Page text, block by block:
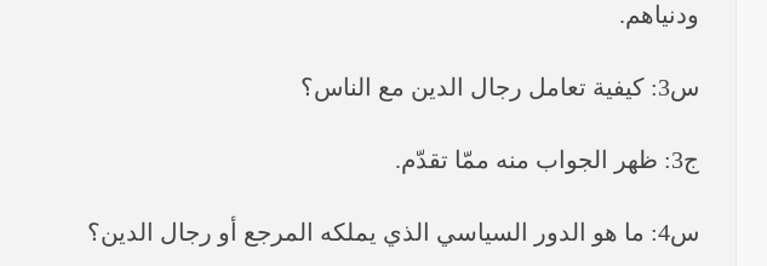
ودنياهم.
س3: كيفية تعامل رجال الدين مع الناس؟
ج3: ظهر الجواب منه ممّا تقدّم.
س4: ما هو الدور السياسي الذي يملكه المرجع أو رجال الدين؟